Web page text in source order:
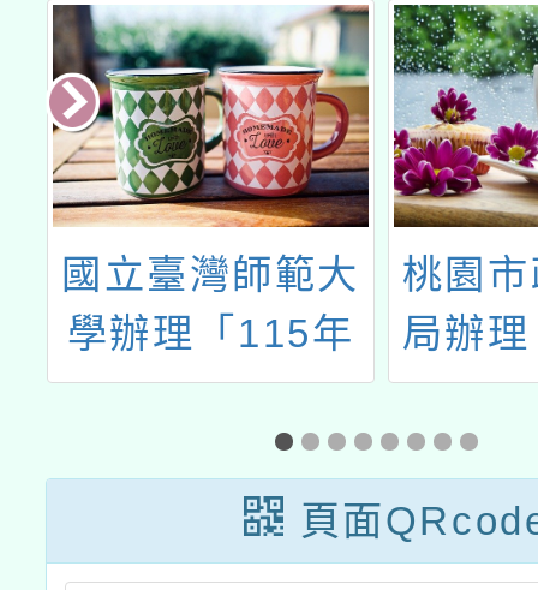
國立臺灣師範大
學辦理「115年
度客語能力認
桃園
局辦
我們
學
頁面